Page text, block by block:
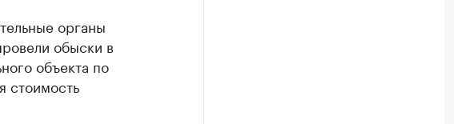
органы
обыски в
объекта по
стоимость